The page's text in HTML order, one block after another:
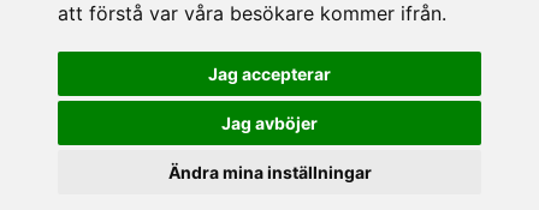
att förstå var våra besökare kommer ifrån.
Jag accepterar
Jag avböjer
Ändra mina inställningar